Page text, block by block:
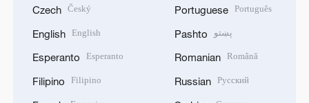
Czech Český
English English
Esperanto Esperanto
Filipino Filipino
Portuguese Português
Pashto پښتو
Romanian Română
Russian Русский